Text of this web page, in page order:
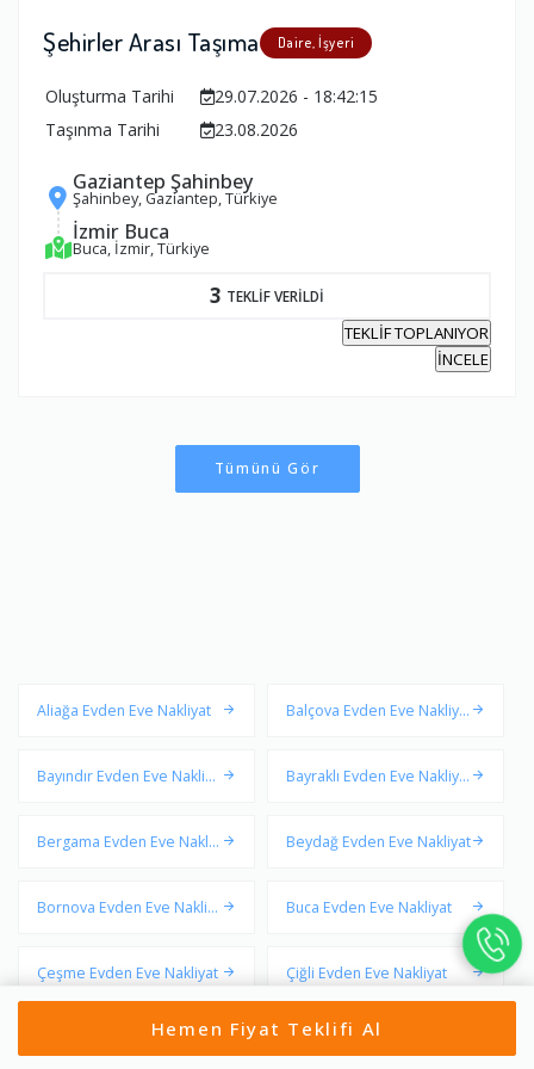
Şehirler Arası Taşıma Daire, İşyeri
Oluşturma Tarihi
29.07.2026 - 18:42:15
Taşınma Tarihi
23.08.2026
Gaziantep Şahinbey
Şahinbey, Gaziantep, Türkiye
İzmir Buca
Buca, İzmir, Türkiye
3 TEKLİF VERİLDİ
TEKLİF TOPLANIYOR
İNCELE
Tümünü Gör
Aliağa Evden Eve Nakliyat
Balçova Evden Eve Nakliya
Bayındır Evden Eve Nakliya
Bayraklı Evden Eve Nakliya
Bergama Evden Eve Nakliy
Beydağ Evden Eve Nakliyat
Bornova Evden Eve Nakliy
Buca Evden Eve Nakliyat
Çeşme Evden Eve Nakliyat Çiğli Evden Eve Nakliyat
Dikili Evden Eve Nakliyat Foça Evden Eve Nakliyat
Hemen Fiyat Teklifi Al